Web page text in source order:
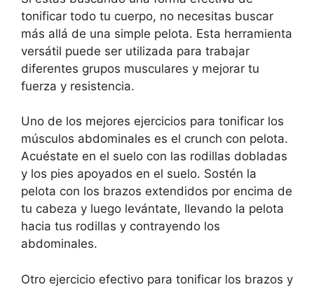
tonificar todo tu cuerpo, no necesitas buscar
más allá de una simple pelota. Esta herramienta
versátil puede ser utilizada para trabajar
diferentes grupos musculares y mejorar tu
fuerza y resistencia.
Uno de los mejores ejercicios para tonificar los
músculos abdominales es el crunch con pelota.
Acuéstate en el suelo con las rodillas dobladas
y los pies apoyados en el suelo. Sostén la
pelota con los brazos extendidos por encima de
tu cabeza y luego levántate, llevando la pelota
hacia tus rodillas y contrayendo los
abdominales.
Otro ejercicio efectivo para tonificar los brazos y